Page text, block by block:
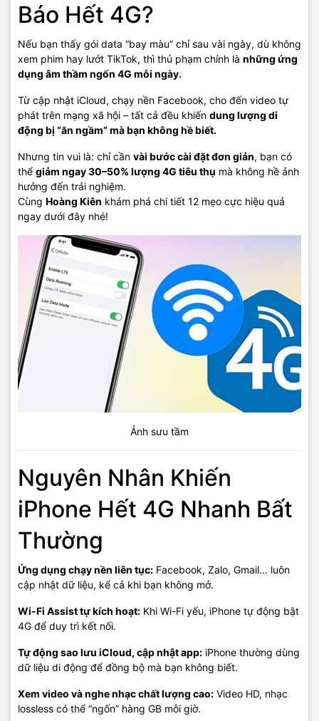
Báo Hết 4G?
Nếu bạn thấy gói data “bay màu” chỉ sau vài ngày, dù không
xem phim hay lướt TikTok, thì thủ phạm chính là những ứng
dụng âm thầm ngốn 4G mỗi ngày.
Từ cập nhật iCloud, chạy nền Facebook, cho đến video tự
phát trên mạng xã hội – tất cả đều khiến dung lượng di
động bị “ăn ngầm” mà bạn không hề biết.
Nhưng tin vui là: chỉ cần vài bước cài đặt đơn giản, bạn có
thể giảm ngay 30–50% lượng 4G tiêu thụ mà không hề ảnh
hưởng đến trải nghiệm.
Cùng Hoàng Kiên khám phá chi tiết 12 mẹo cực hiệu quả
ngay dưới đây nhé!
Ảnh sưu tầm
Nguyên Nhân Khiến
iPhone Hết 4G Nhanh Bất
Thường
Ứng dụng chạy nền liên tục: Facebook, Zalo, Gmail… luôn
cập nhật dữ liệu, kể cả khi bạn không mở.
Wi-Fi Assist tự kích hoạt: Khi Wi-Fi yếu, iPhone tự động bật
4G để duy trì kết nối.
Tự động sao lưu iCloud, cập nhật app: iPhone thường dùng
dữ liệu di động để đồng bộ mà bạn không biết.
Xem video và nghe nhạc chất lượng cao: Video HD, nhạc
lossless có thể “ngốn” hàng GB mỗi giờ.